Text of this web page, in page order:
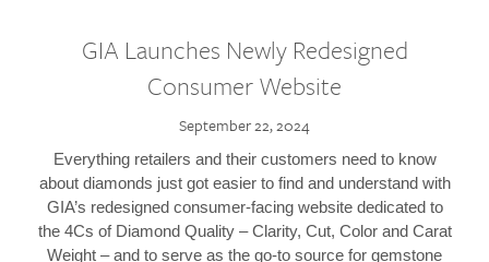
GIA Launches Newly Redesigned
Consumer Website
September 22, 2024
Everything retailers and their customers need to know
about diamonds just got easier to find and understand with
GIA’s redesigned consumer-facing website dedicated to
the 4Cs of Diamond Quality – Clarity, Cut, Color and Carat
Weight – and to serve as the go-to source for gemstone